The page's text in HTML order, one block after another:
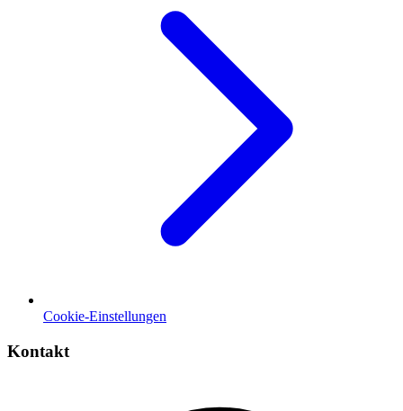
Cookie-Einstellungen
Kontakt